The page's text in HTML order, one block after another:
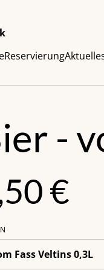
Reservierung
-
€